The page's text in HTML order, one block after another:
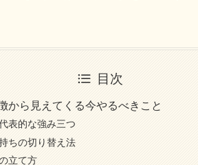
目次
から見えてくる今やるべきこと
表的な強み三つ
ちの切り替え法
立て方